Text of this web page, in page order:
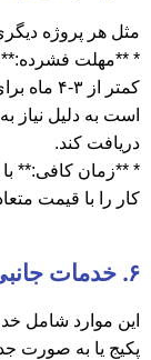
مثل هر پروژه
* **مهلت فشرده:**
کمتر
است به دلیل نیاز
دریافت کند.
* **زمان کافی:**
کار را با قیمت
۶. خدمات جانبی و پشتیبانی
این موارد شامل
پکیج یا به صورت